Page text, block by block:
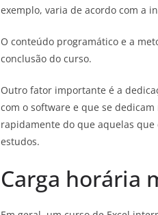
exemplo, varia de acordo com a
O conteúdo programático e a
conclusão do curso.
Outro fator importante é a
com o software e que se
rapidamente do que aquelas
estudos.
Carga horária